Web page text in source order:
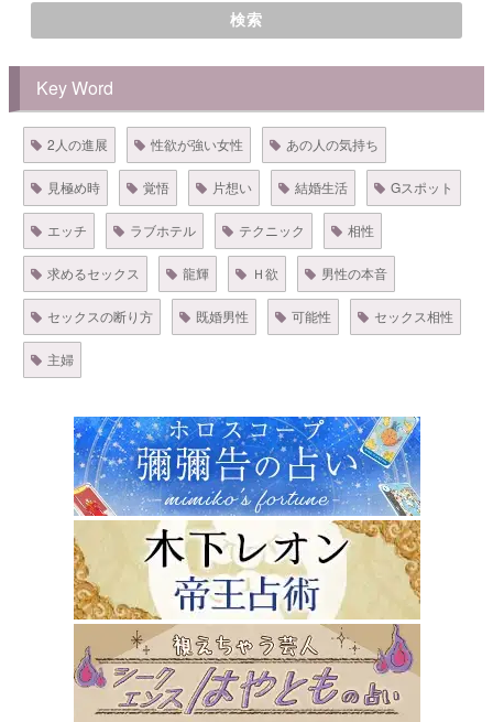
検索
Key Word
2人の進展 性欲が強い女性 あの人の気持ち
見極め時 覚悟 片想い 結婚生活 Gスポット
エッチ ラブホテル テクニック 相性
求めるセックス 龍輝 Ｈ欲 男性の本音
セックスの断り方 既婚男性 可能性 セックス相性
主婦